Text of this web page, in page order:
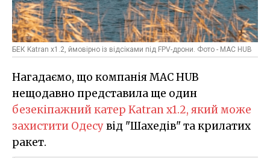
БЕК Katran x1.2, ймовірно із відсіками під FPV-дрони. Фото - MAC HUB
Нагадаємо, що компанія MAC HUB
нещодавно представила ще один
безекіпажний катер Katran x1.2, який може
захистити Одесувід "Шахедів" та крилатих
ракет.